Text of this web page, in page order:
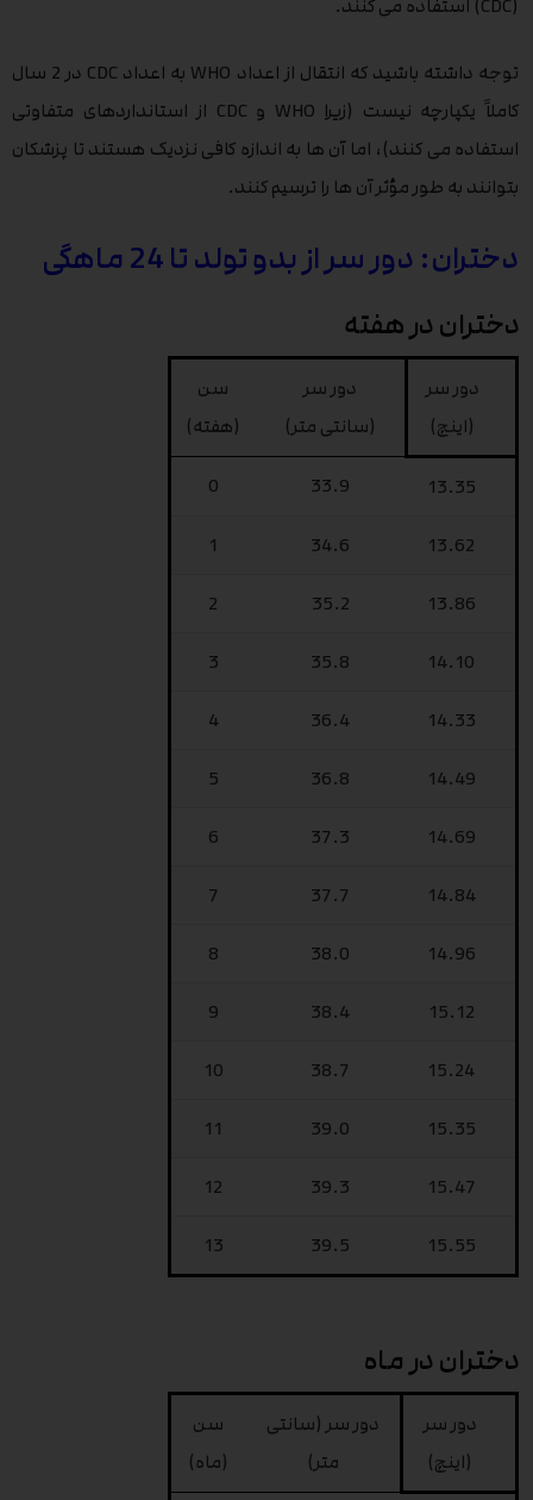
(CDC) استفاده می کنند.
توجه داشته باشید که انتقال از اعداد WHO به اعداد CDC در 2 سال
کاملاً یکپارچه نیست (زیرا WHO و CDC از استانداردهای متفاوتی
استفاده می کنند)، اما آن ها به اندازه کافی نزدیک هستند تا پزشکان
بتوانند به طور مؤثر آن ها را ترسیم کنند.
دختران: دور سر از بدو تولد تا 24 ماهگی
دختران در هفته
دور سر
(اینچ)
دور سر
(سانتی متر)
سن
(هفته)
13.35
33.9
0
13.62
34.6
1
13.86
35.2
2
14.10
35.8
3
14.33
36.4
4
14.49
36.8
5
14.69
37.3
6
14.84
37.7
7
14.96
38.0
8
15.12
38.4
9
15.24
38.7
10
15.35
39.0
11
15.47
39.3
12
15.55
39.5
13
دختران در ماه
دور سر
(اینچ)
دور سر (سانتی
متر)
سن
(ماه)